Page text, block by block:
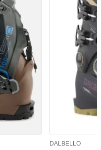
DALBELLO